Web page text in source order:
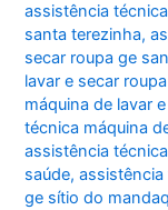
assistência
santa terezinha,
secar roupa ge
lavar e secar
máquina de lavar
técnica máquina
assistência
saúde,assistência
ge sítio do